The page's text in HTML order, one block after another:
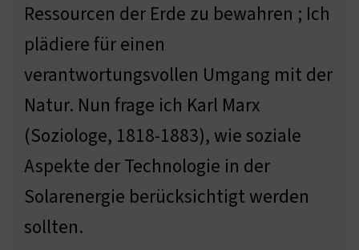
Ressourcen der Erde zu bewahren ; Ich
plädiere für einen
verantwortungsvollen Umgang mit der
Natur. Nun frage ich Karl Marx
(Soziologe, 1818-1883), wie soziale
Aspekte der Technologie in der
Solarenergie berücksichtigt werden
sollten.